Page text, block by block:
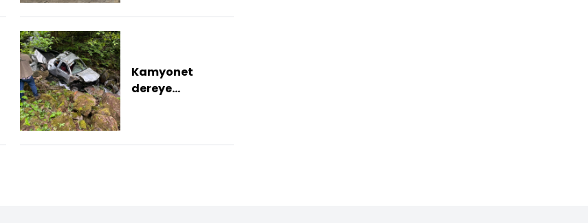
Kamyonet
dereye